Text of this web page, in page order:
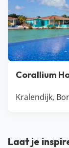
Corallium
Kralendijk,
Laat je